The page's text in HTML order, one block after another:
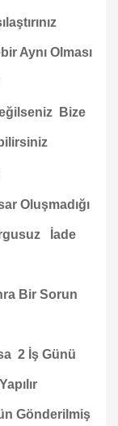
Aynı Olması
Bize
Oluşmadığı
İade
Bir Sorun
2 İş Günü
Gönderilmiş